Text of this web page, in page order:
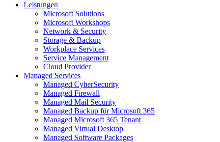
Leistungen
Microsoft Solutions
Microsoft Workshops
Network & Security
Storage & Backup
Workplace Services
Service Management
Cloud Provider
Managed Services
Managed CyberSecurity
Managed Firewall
Managed Mail Security
Managed Backup für Microsoft 365
Managed Microsoft 365 Tenant
Managed Virtual Desktop
Managed Software Packages